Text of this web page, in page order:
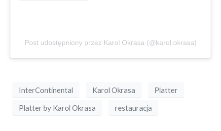
Post udostępniony przez Karol Okrasa (@karol.okrasa)
InterContinental Karol Okrasa Platter
Platter by Karol Okrasa restauracja